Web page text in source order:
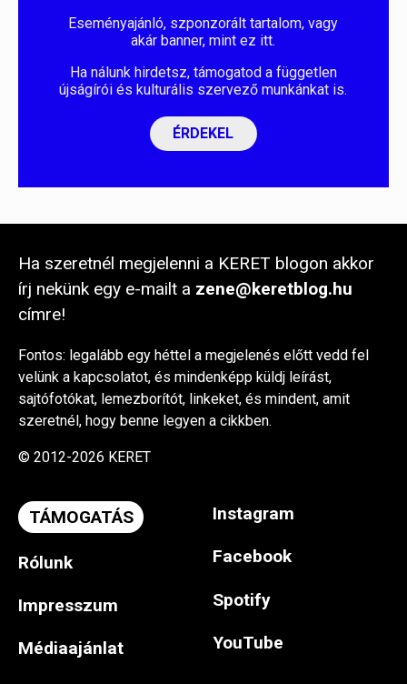
Eseményajánló, szponzorált tartalom, vagy
akár banner, mint ez itt.
Ha nálunk hirdetsz, támogatod a független
újságírói és kulturális szervező munkánkat is.
ÉRDEKEL
Ha szeretnél megjelenni a KERET blogon akkor
írj nekünk egy e-mailt a zene@keretblog.hu
címre!
Fontos: legalább egy héttel a megjelenés előtt vedd fel
velünk a kapcsolatot, és mindenképp küldj leírást,
sajtófotókat, lemezborítót, linkeket, és mindent, amit
szeretnél, hogy benne legyen a cikkben.
© 2012-2026 KERET
TÁMOGATÁS
Rólunk
Impresszum
Médiaajánlat
Instagram
Facebook
Spotify
YouTube